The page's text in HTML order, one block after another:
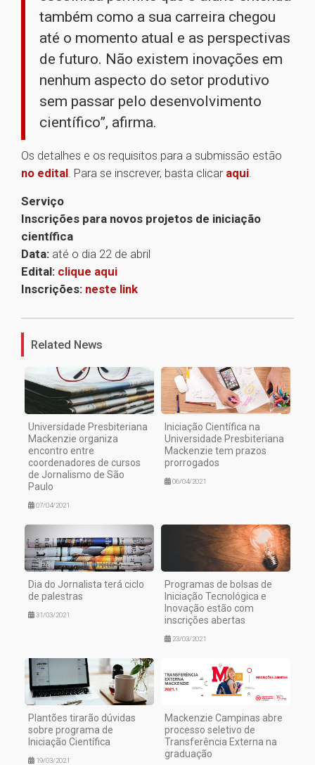
também como a sua carreira chegou
até o momento atual e as perspectivas
de futuro. Não existem inovações em
nenhum aspecto do setor produtivo
sem passar pelo desenvolvimento
científico”, afirma.
Os detalhes e os requisitos para a submissão estão
no edital. Para se inscrever, basta clicar aqui.
Serviço
Inscrições para novos projetos de iniciação
científica
Data: até o dia 22 de abril
Edital: clique aqui
Inscrições: neste link
Related News
Universidade Presbiteriana
Mackenzie organiza
encontro entre
coordenadores de cursos
de Jornalismo de São
Paulo
07/04/2021
Iniciação Científica na
Universidade Presbiteriana
Mackenzie tem prazos
prorrogados
06/04/2021
Dia do Jornalista terá ciclo
de palestras
31/03/2021
Programas de bolsas de
Iniciação Tecnológica e
Inovação estão com
inscrições abertas
23/03/2021
Plantões tirarão dúvidas
sobre programa de
Iniciação Científica
19/03/2021
Mackenzie Campinas abre
processo seletivo de
Transferência Externa na
graduação